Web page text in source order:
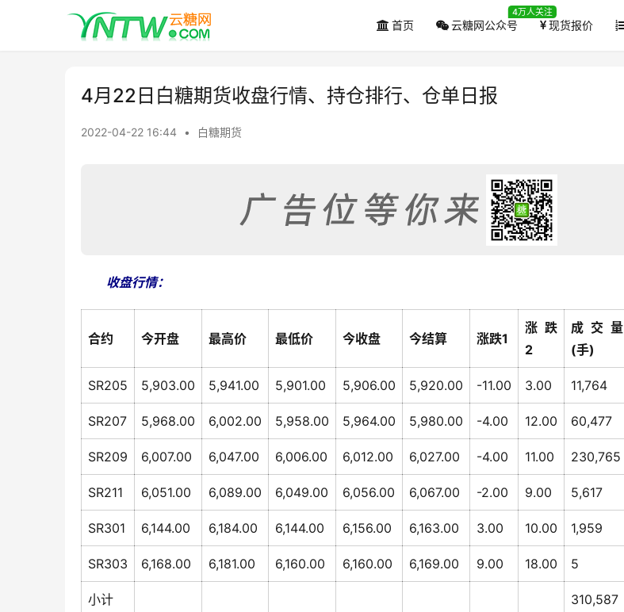
首页 云糖网公众号
4万人关注
现货报价
4月22日白糖期货收盘行情、持仓排行、仓单日报
2022-04-22 16:44 • 白糖期货
收盘行情：
合约 今开盘 最高价 最低价 今收盘 今结算 涨跌1
涨跌
2
成交量
(手)
SR205 5,903.00 5,941.00 5,901.00 5,906.00 5,920.00 -11.00 3.00 11,764
SR207 5,968.00 6,002.00 5,958.00 5,964.00 5,980.00 -4.00 12.00 60,477
SR209 6,007.00 6,047.00 6,006.00 6,012.00 6,027.00 -4.00 11.00 230,765
SR211 6,051.00 6,089.00 6,049.00 6,056.00 6,067.00 -2.00 9.00 5,617
SR301 6,144.00 6,184.00 6,144.00 6,156.00 6,163.00 3.00 10.00 1,959
SR303 6,168.00 6,181.00 6,160.00 6,160.00 6,169.00 9.00 18.00 5
小计 310,587